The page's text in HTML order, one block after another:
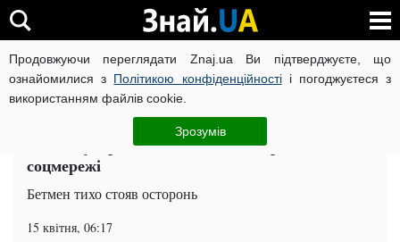
Продовжуючи переглядати Znaj.ua Ви підтверджуєте, що
ознайомилися з Політикою конфіденційностіі погоджуєтеся з
використанням файлів cookie.
Зрозумів
ВІЙНА РОСІЇ ПРОТИ УКРАЇНИ КОРОНАВІРУС В УКРАЇНІ
ЧИТАТЬ НА РУССКОМ
Бійка Супермена з безхатьком порвала
соцмережі
Бетмен тихо стояв осторонь
15 квітня, 06:17